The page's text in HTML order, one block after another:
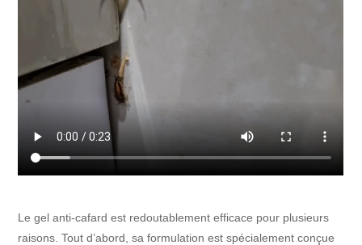
Le gel anti-cafard est redoutablement efficace pour plusieurs
raisons. Tout d’abord, sa formulation est spécialement conçue